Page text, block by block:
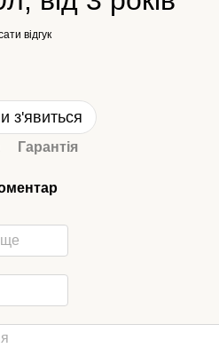
відгук
з'явиться
Гарантія